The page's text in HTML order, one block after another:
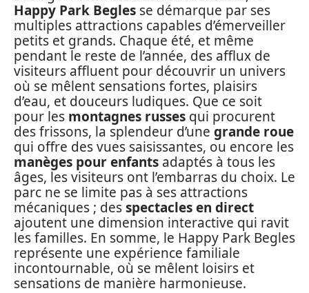
Happy Park Begles se démarque par ses
multiples attractions capables d’émerveiller
petits et grands. Chaque été, et même
pendant le reste de l’année, des afflux de
visiteurs affluent pour découvrir un univers
où se mêlent sensations fortes, plaisirs
d’eau, et douceurs ludiques. Que ce soit
pour les montagnes russes qui procurent
des frissons, la splendeur d’une grande roue
qui offre des vues saisissantes, ou encore les
manèges pour enfants adaptés à tous les
âges, les visiteurs ont l’embarras du choix. Le
parc ne se limite pas à ses attractions
mécaniques ; desspectacles en direct
ajoutent une dimension interactive qui ravit
les familles. En somme, le Happy Park Begles
représente une expérience familiale
incontournable, où se mêlent loisirs et
sensations de manière harmonieuse.